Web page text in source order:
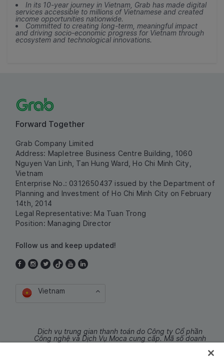
In its 10-year journey in Vietnam, Grab has made digital
services accessible to millions of Vietnamese and created
income opportunities nationwide.
Committed to creating long-term, meaningful impact
and driving socio-economic progress for Vietnam through
ecosystem and technological innovations.
Forward Together
Grab Company Limited
Address: Mapletree Business Centre Building, 1060
Nguyen Van Linh, Tan Hung Ward, Ho Chi Minh City,
Vietnam
Enterprise No.: 0312650437 issued by the Department of
Planning and Investment of Ho Chi Minh City on February
14th, 2014
Legal Representative: Ma Tuan Trong
Position: Managing Director
Follow us and keep updated!
Vietnam
Dịch vụ trung gian thanh toán do Công ty Cổ phần
Công nghệ và Dịch Vụ Moca cung cấp. Mã số doanh
nghiệp: 0106254974